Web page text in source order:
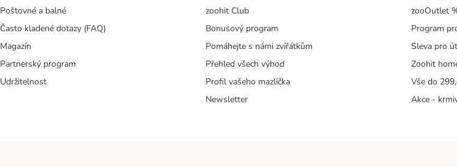
Poštovné a balné
Často kladené dotazy (FAQ)
Magazín
Partnerský program
Udržitelnost
zoohit Club
Bonusový program
Pomáhejte s námi zvířátkům
Přehled všech výhod
Profil vašeho mazlíčka
Newsletter
zooOutlet
Program
Sleva pro
Zoohit
Vše do
Akce -